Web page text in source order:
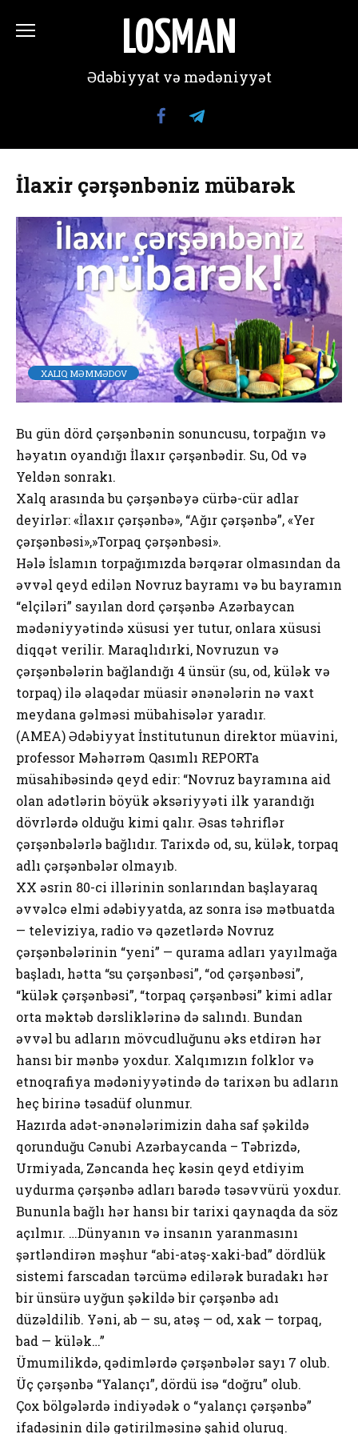
содержанию LOSMAN
Ədəbiyyat və mədəniyyət
İlaxir çərşənbəniz mübarək
XALIQ MƏMMƏDOV
Bu gün dörd çərşənbənin sonuncusu, torpağın və
həyatın oyandığı İlaxır çərşənbədir. Su, Od və
Yeldən sonrakı.
Xalq arasında bu çərşənbəyə cürbə-cür adlar
deyirlər: «İlaxır çərşənbə», “Ağır çərşənbə”, «Yer
çərşənbəsi»,»Torpaq çərşənbəsi».
Hələ İslamın torpağımızda bərqərar olmasından da
əvvəl qeyd edilən Novruz bayramı və bu bayramın
“elçiləri” sayılan dord çərşənbə Azərbaycan
mədəniyyətində xüsusi yer tutur, onlara xüsusi
diqqət verilir. Maraqlıdırki, Novruzun və
çərşənbələrin bağlandığı 4 ünsür (su, od, külək və
torpaq) ilə əlaqədar müasir ənənələrin nə vaxt
meydana gəlməsi mübahisələr yaradır.
(AMEA) Ədəbiyyat İnstitutunun direktor müavini,
professor Məhərrəm Qasımlı REPORTa
müsahibəsində qeyd edir: “Novruz bayramına aid
olan adətlərin böyük əksəriyyəti ilk yarandığı
dövrlərdə olduğu kimi qalır. Əsas təhriflər
çərşənbələrlə bağlıdır. Tarixdə od, su, külək, torpaq
adlı çərşənbələr olmayıb.
XX əsrin 80-ci illərinin sonlarından başlayaraq
əvvəlcə elmi ədəbiyyatda, az sonra isə mətbuatda
— televiziya, radio və qəzetlərdə Novruz
çərşənbələrinin “yeni” — qurama adları yayılmağa
başladı, hətta “su çərşənbəsi”, “od çərşənbəsi”,
“külək çərşənbəsi”, “torpaq çərşənbəsi” kimi adlar
orta məktəb dərsliklərinə də salındı. Bundan
əvvəl bu adların mövcudluğunu əks etdirən hər
hansı bir mənbə yoxdur. Xalqımızın folklor və
etnoqrafiya mədəniyyətində də tarixən bu adların
heç birinə təsadüf olunmur.
Hazırda adət-ənənələrimizin daha saf şəkildə
qorunduğu Cənubi Azərbaycanda – Təbrizdə,
Urmiyada, Zəncanda heç kəsin qeyd etdiyim
uydurma çərşənbə adları barədə təsəvvürü yoxdur.
Bununla bağlı hər hansı bir tarixi qaynaqda da söz
açılmır. …Dünyanın və insanın yaranmasını
şərtləndirən məşhur “abi-atəş-xaki-bad” dördlük
sistemi farscadan tərcümə edilərək buradakı hər
bir ünsürə uyğun şəkildə bir çərşənbə adı
düzəldilib. Yəni, ab — su, atəş — od, xak — torpaq,
bad — külək…”
Ümumilikdə, qədimlərdə çərşənbələr sayı 7 olub.
Üç çərşənbə “Yalançı”, dördü isə “doğru” olub.
Çox bölgələrdə indiyədək o “yalançı çərşənbə”
ifadəsinin dilə gətirilməsinə şahid oluruq.